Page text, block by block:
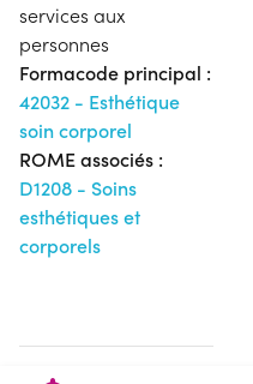
services aux
personnes
Formacode principal :
42032 - Esthétique
soin corporel
ROME associés :
D1208 - Soins
esthétiques et
corporels